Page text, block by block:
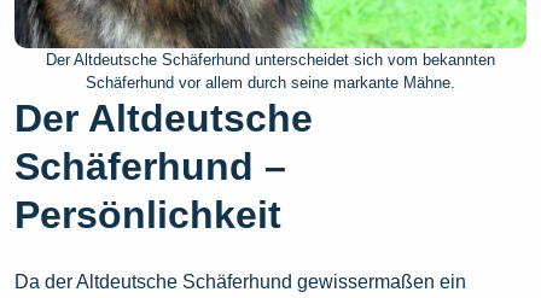
Der Altdeutsche Schäferhund unterscheidet sich vom bekannten
Schäferhund vor allem durch seine markante Mähne.
Der Altdeutsche
Schäferhund –
Persönlichkeit
Da der Altdeutsche Schäferhund gewissermaßen ein